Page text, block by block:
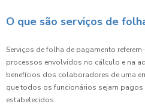
O que são serviços de
Serviços de folha de pagamento
processos envolvidos no cálculo e na
benefícios dos colaboradores de uma
que todos os funcionários sejam pagos
estabelecidos.